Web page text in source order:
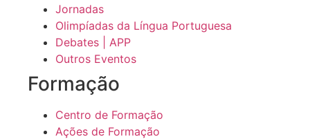
Jornadas
Olimpíadas da Língua Portuguesa
Debates | APP
Outros Eventos
Formação
Centro de Formação
Ações de Formação